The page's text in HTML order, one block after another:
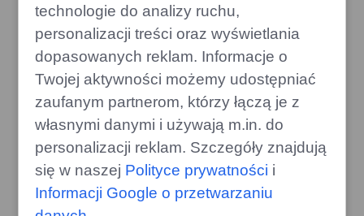
Dach dwuspadowy czy
technologie do analizy ruchu,
personalizacji treści oraz wyświetlania
dopasowanych reklam. Informacje o
Twojej aktywności możemy udostępniać
zaufanym partnerom, którzy łączą je z
własnymi danymi i używają m.in. do
personalizacji reklam. Szczegóły znajdują
się w naszej Polityce prywatności i
Informacji Google o przetwarzaniu